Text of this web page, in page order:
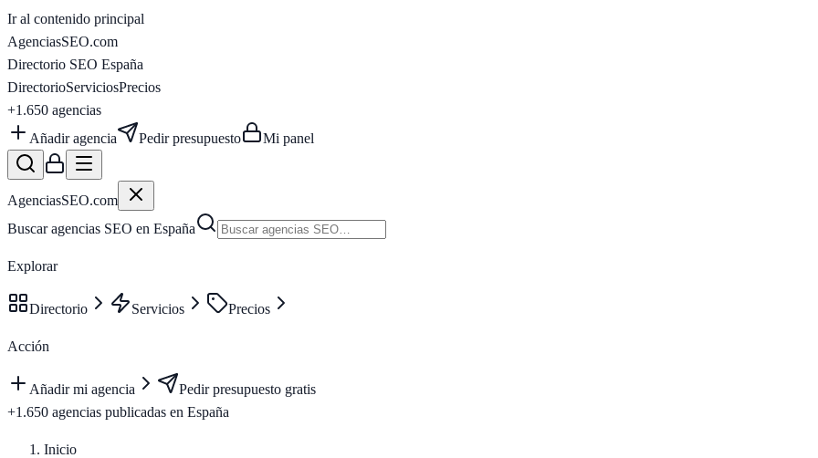
Ir al contenido principal
AgenciasSEO.com
Directorio SEO España
DirectorioServiciosPrecios
+1.650 agencias
Añadir agencia
Pedir presupuesto Mi panel
AgenciasSEO.com
Buscar agencias SEO en España
Explorar
Directorio Servicios Precios
Acción
Añadir mi agencia
Pedir presupuesto gratis
+1.650 agencias publicadas en España
Inicio